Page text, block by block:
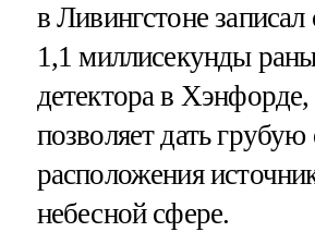
в Ливингстоне
1,1 миллисекунды
детектора в Хэнфорде,
позволяет дать
расположения
небесной сфере.